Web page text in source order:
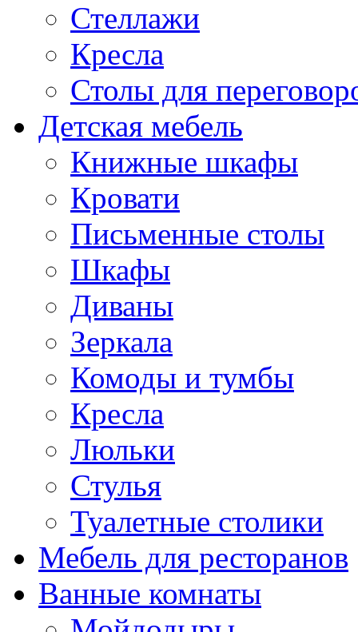
Стеллажи
Кресла
Столы для
Детская мебель
Книжные шкафы
Кровати
Письменные столы
Шкафы
Диваны
Зеркала
Комоды и тумбы
Кресла
Люльки
Стулья
Туалетные столики
Мебель для ресторанов
Ванные комнаты